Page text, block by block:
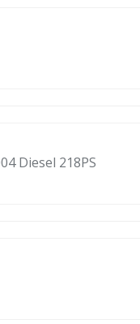
Diesel 218PS